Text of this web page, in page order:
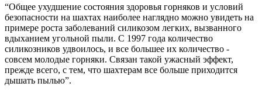
“Общее ухудшение состояния здоровья горняков и условий
безопасности на шахтах наиболее наглядно можно увидеть на
примере роста заболеваний силикозом легких, вызванного
вдыханием угольной пыли. С 1997 года количество
силикозников удвоилось, и все большее их количество -
совсем молодые горняки. Связан такой ужасный эффект,
прежде всего, с тем, что шахтерам все больше приходится
дышать пылью”.